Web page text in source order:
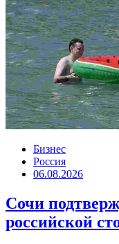
Бизнес
Россия
06.08.2026
Сочи
российской